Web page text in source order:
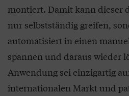
montiert. Damit kann dieser
nur selbstständig greifen,
automatisiert in einen
spannen und daraus wieder
Anwendung sei einzigartig
internationalen Markt und